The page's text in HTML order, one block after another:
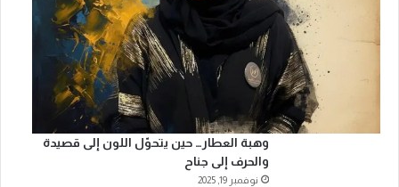
وهبة العطار… حين يتحوّل اللون إلى قصيدة
والحرف إلى جناح
نوفمبر 19, 2025